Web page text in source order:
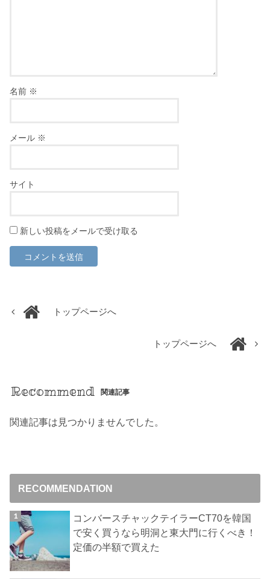
名前 ※
メール ※
サイト
新しい投稿をメールで受け取る
トップページへ
トップページへ
Recommend 関連記事
関連記事は見つかりませんでした。
RECOMMENDATION
コンバースチャックテイラーCT70を韓国
で安く買うなら明洞と東大門に行くべき！
定価の半額で買えた